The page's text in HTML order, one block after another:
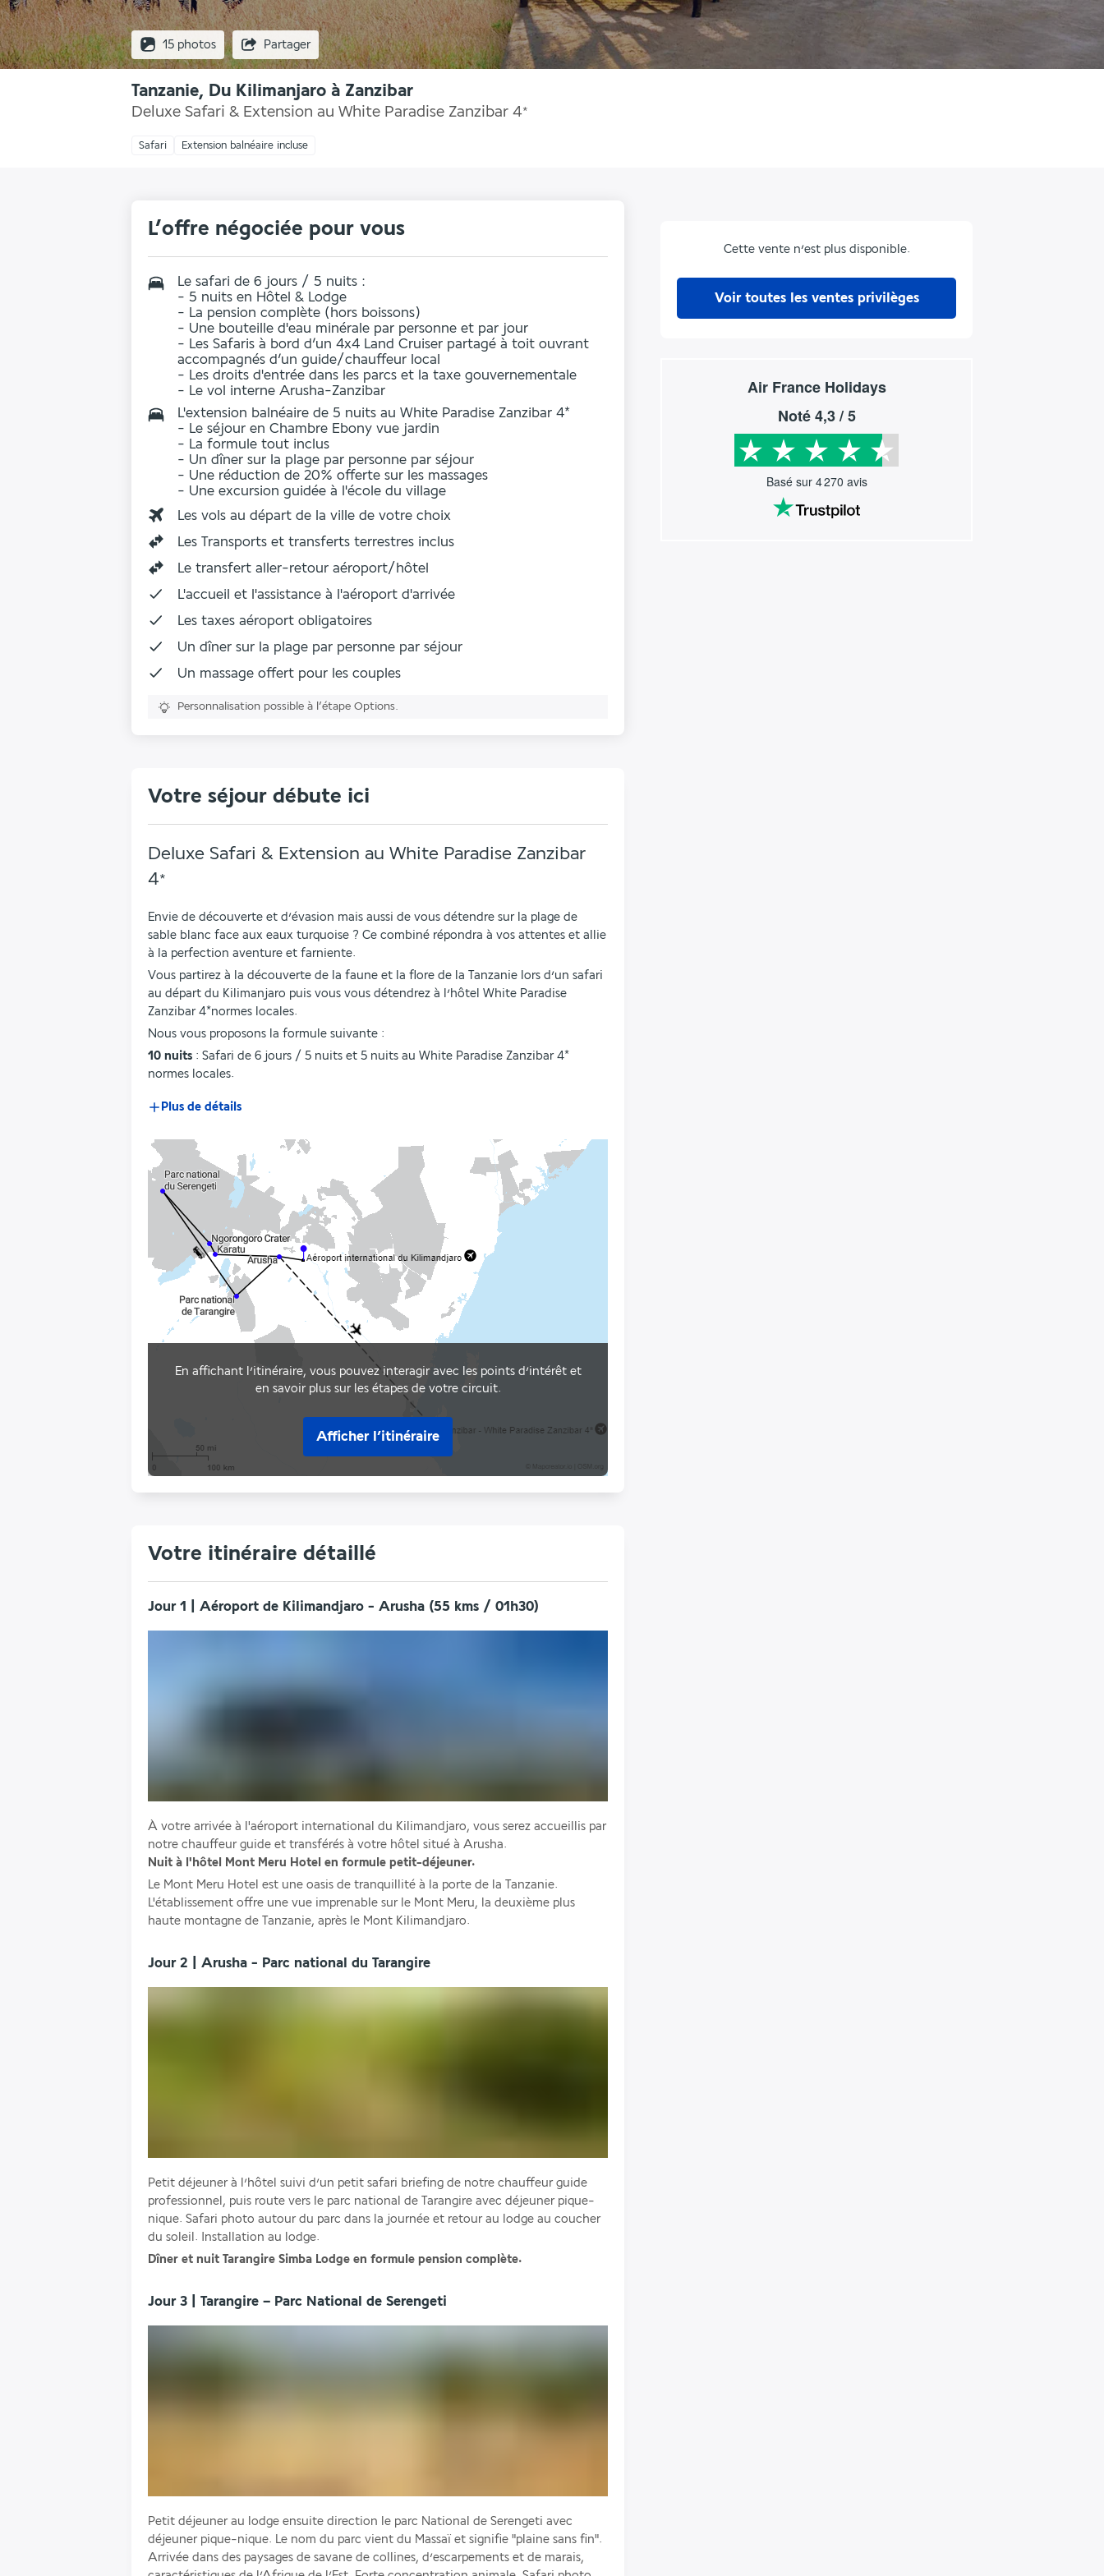
15 photos Partager
Tanzanie, Du Kilimanjaro à Zanzibar
Deluxe Safari & Extension au White Paradise Zanzibar 4*
Safari Extension balnéaire incluse
Cette vente n’est plus disponible.
Voir toutes les ventes privilèges
Air France Holidays
Noté4,3/ 5
Basé sur 4 270 avis
L’offre négociée pour vous
Le safari de 6 jours / 5 nuits :
- 5 nuits en Hôtel & Lodge
- La pension complète (hors boissons)
- Une bouteille d'eau minérale par personne et par jour
- Les Safaris à bord d’un 4x4 Land Cruiser partagé à toit ouvrant
accompagnés d’un guide/chauffeur local
- Les droits d'entrée dans les parcs et la taxe gouvernementale
- Le vol interne Arusha-Zanzibar
L'extension balnéaire de 5 nuits au White Paradise Zanzibar 4*
- Le séjour en Chambre Ebony vue jardin
- La formule tout inclus
- Un dîner sur la plage par personne par séjour
- Une réduction de 20% offerte sur les massages
- Une excursion guidée à l'école du village
Les vols au départ de la ville de votre choix
Les Transports et transferts terrestres inclus
Le transfert aller-retour aéroport/hôtel
L'accueil et l'assistance à l'aéroport d'arrivée
Les taxes aéroport obligatoires
Un dîner sur la plage par personne par séjour
Un massage offert pour les couples
Personnalisation possible à l’étape Options.
Votre séjour débute ici
Deluxe Safari & Extension au White Paradise Zanzibar
4*
Envie de découverte et d’évasion mais aussi de vous détendre sur la plage de
sable blanc face aux eaux turquoise ? Ce combiné répondra à vos attentes et allie
à la perfection aventure et farniente.
Vous partirez à la découverte de la faune et la flore de la Tanzanie lors d’un safari
au départ du Kilimanjaro puis vous vous détendrez à l’hôtel White Paradise
Zanzibar 4*normes locales.
Nous vous proposons la formule suivante :
10 nuits : Safari de 6 jours / 5 nuits et 5 nuits au White Paradise Zanzibar 4*
normes locales.
Plus de détails
En affichant l’itinéraire, vous pouvez interagir avec les points d’intérêt et
en savoir plus sur les étapes de votre circuit.
Afficher l’itinéraire
Votre itinéraire détaillé
Jour 1 | Aéroport de Kilimandjaro - Arusha (55 kms / 01h30)
À votre arrivée à l'aéroport international du Kilimandjaro, vous serez accueillis par
notre chauffeur guide et transférés à votre hôtel situé à Arusha.
Nuit à l'hôtel Mont Meru Hotel en formule petit-déjeuner.
Le Mont Meru Hotel est une oasis de tranquillité à la porte de la Tanzanie.
L'établissement offre une vue imprenable sur le Mont Meru, la deuxième plus
haute montagne de Tanzanie, après le Mont Kilimandjaro.
Jour 2 | Arusha - Parc national du Tarangire
Petit déjeuner à l’hôtel suivi d’un petit safari briefing de notre chauffeur guide
professionnel, puis route vers le parc national de Tarangire avec déjeuner pique-
nique. Safari photo autour du parc dans la journée et retour au lodge au coucher
du soleil. Installation au lodge.
Dîner et nuit Tarangire Simba Lodge en formule pension complète.
Jour 3 | Tarangire – Parc National de Serengeti
Petit déjeuner au lodge ensuite direction le parc National de Serengeti avec
déjeuner pique-nique. Le nom du parc vient du Massaï et signifie "plaine sans fin".
Arrivée dans des paysages de savane de collines, d’escarpements et de marais,